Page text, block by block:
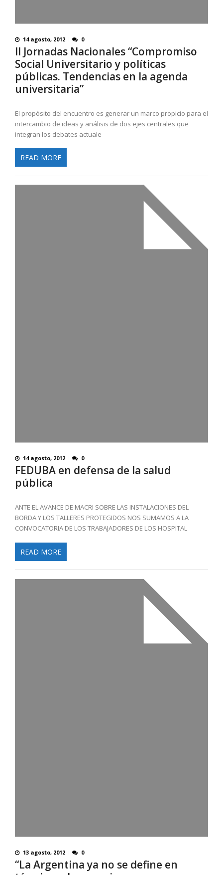
14 agosto, 2012 0
II Jornadas Nacionales “Compromiso
Social Universitario y políticas
públicas. Tendencias en la agenda
universitaria”
El propósito del encuentro es generar un marco propicio para el
intercambio de ideas y análisis de dos ejes centrales que
integran los debates actuale
READ MORE
14 agosto, 2012 0
FEDUBA en defensa de la salud
pública
ANTE EL AVANCE DE MACRI SOBRE LAS INSTALACIONES DEL
BORDA Y LOS TALLERES PROTEGIDOS NOS SUMAMOS A LA
CONVOCATORIA DE LOS TRABAJADORES DE LOS HOSPITAL
READ MORE
13 agosto, 2012 0
“La Argentina ya no se define en